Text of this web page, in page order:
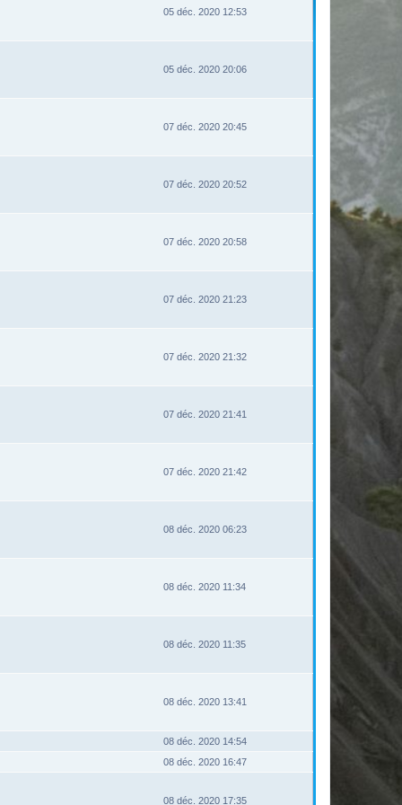
05 déc. 2020 12:53
05 déc. 2020 20:06
07 déc. 2020 20:45
07 déc. 2020 20:52
07 déc. 2020 20:58
07 déc. 2020 21:23
07 déc. 2020 21:32
07 déc. 2020 21:41
07 déc. 2020 21:42
08 déc. 2020 06:23
08 déc. 2020 11:34
08 déc. 2020 11:35
08 déc. 2020 13:41
08 déc. 2020 14:54
08 déc. 2020 16:47
08 déc. 2020 17:35